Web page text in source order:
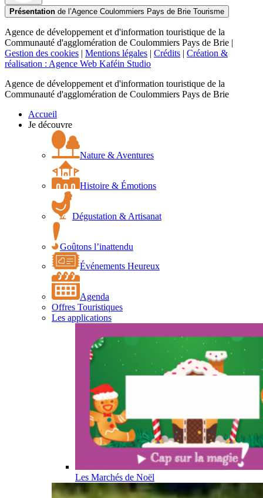
Présentation de l’Agence Coulommiers Pays de Brie Tourisme
Agence de développement et d'information touristique de la
Communauté d'agglomération de Coulommiers Pays de Brie |
Gestion des cookies | Mentions légales | Crédits | Création &
réalisation : Agence Web Kaféin Studio
Agence de développement et d'information touristique de la
Communauté d'agglomération de Coulommiers Pays de Brie
Accueil
Je découvre
Nature & Aventures
Histoire & Émotions
Dégustation & Artisanat
Goûtons l’inattendu
Événements Heureux
Agenda
Offres Touristiques
Les applications
Les Marchés de Noël